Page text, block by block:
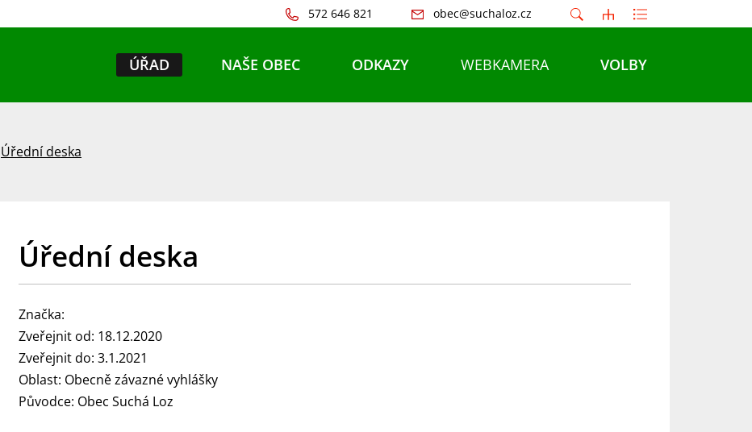
572 646 821 obec@suchaloz.cz
ÚŘAD NAŠE OBEC ODKAZY WEBKAMERA VOLBY
Úřední deska
Úřední deska
Značka:
Zveřejnit od: 18.12.2020
Zveřejnit do: 3.1.2021
Oblast: Obecně závazné vyhlášky
Původce: Obec Suchá Loz